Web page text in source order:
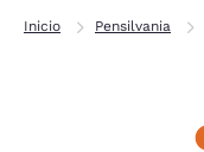
Inicio Pensilvania